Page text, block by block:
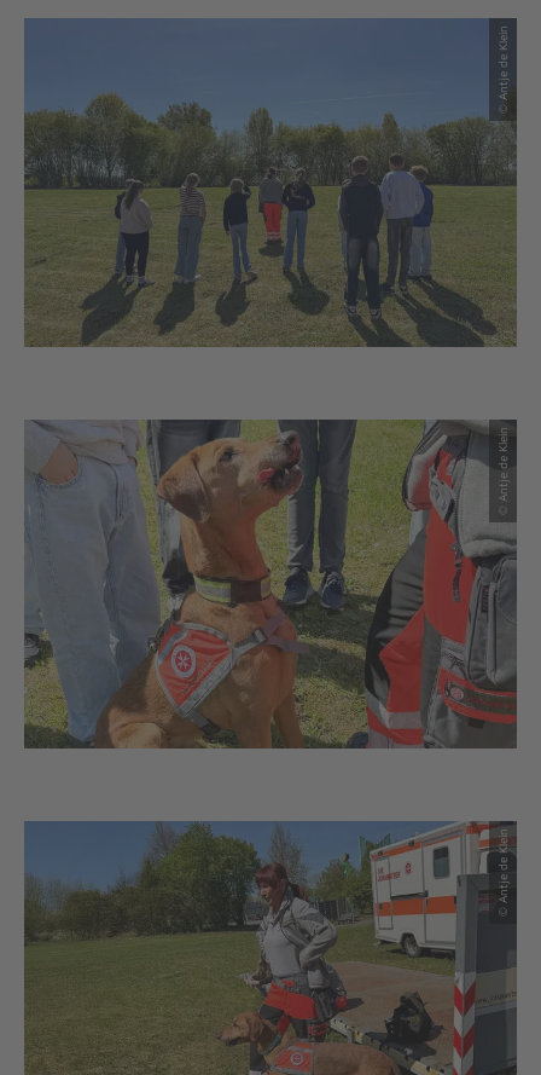
© Antje de Klein
© Antje de Klein
© Antje de Klein